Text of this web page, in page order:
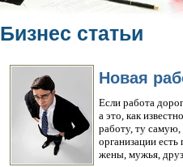
Бизнес статьи
Новая
Если работа
а это, как
работу, ту самую,
организации
жены, мужья,